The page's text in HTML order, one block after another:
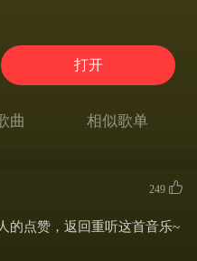
打开
曲 相似歌单
249
的点赞，返回重听这首音乐~